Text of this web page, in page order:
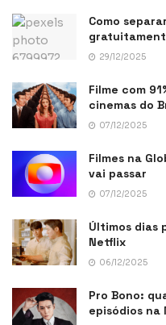
Como
29/12/2025
Filme com
cinemas do
07/12/2025
Filmes na
vai passar
07/12/2025
Últimos dias
Netflix
06/12/2025
Pro Bono:
episódios na